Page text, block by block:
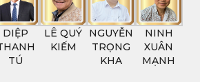
DIỆP
TÚ
LÊ QUÝ
KIẾM
NGUYỄN
TRỌNG
KHA
NINH
XUÂN
MẠNH